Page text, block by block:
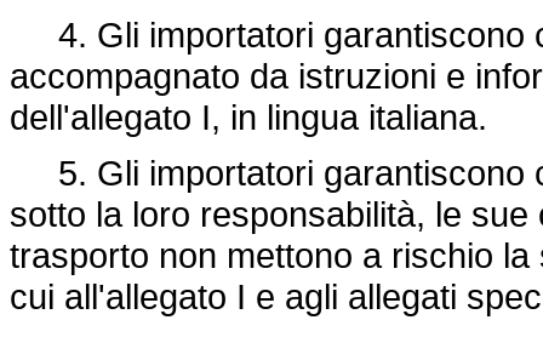
4. Gli importatori garantiscono
accompagnato da istruzioni e
dell'allegato I, in lingua italiana.
5. Gli importatori garantiscono
sotto la loro responsabilità, le
trasporto non mettono a rischio
cui all'allegato I e agli allegati